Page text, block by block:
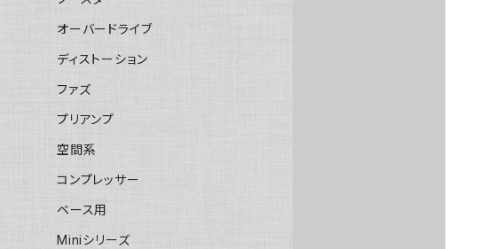
オーバードライブ
ディストーション
ファズ
プリアンプ
空間系
コンプレッサー
ベース用
Miniシリーズ